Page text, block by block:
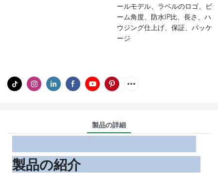
ールモデル、ラベルのロゴ、ビ
ーム角度、防水IP比、長さ、ハ
ウジング仕上げ、保証、パッケ
ージ
製品の詳細
製品の紹介